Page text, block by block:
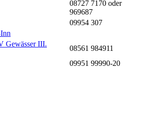
08727 7170 oder
969687
09954 307
Gewässer III.
08561 984911
09951 99990-20